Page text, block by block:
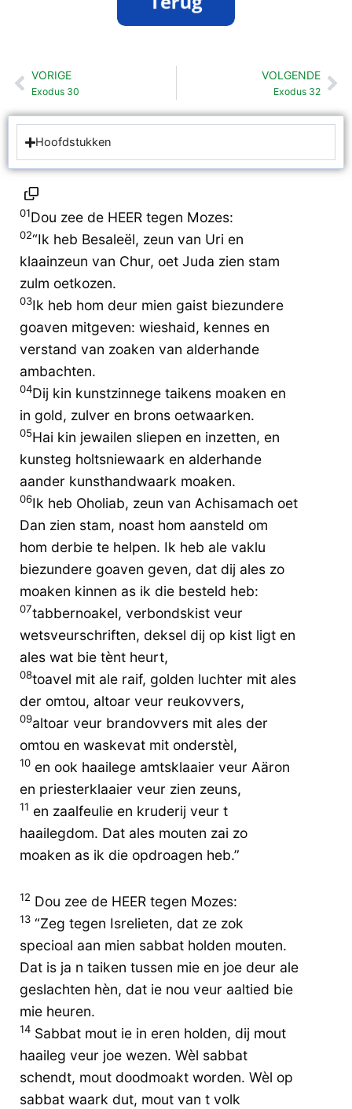
Vorige
VORIGE
Exodus 30
VOLGENDE
Exodus 32
Hoofdstukken
01Dou zee de HEER tegen Mozes:
02“Ik heb Besaleël, zeun van Uri en
klaainzeun van Chur, oet Juda zien stam
zulm oetkozen.
03Ik heb hom deur mien gaist biezundere
goaven mitgeven: wieshaid, kennes en
verstand van zoaken van alderhande
ambachten.
04Dij kin kunstzinnege taikens moaken en
in gold, zulver en brons oetwaarken.
05Hai kin jewailen sliepen en inzetten, en
kunsteg holtsniewaark en alderhande
aander kunsthandwaark moaken.
06Ik heb Oholiab, zeun van Achisamach oet
Dan zien stam, noast hom aansteld om
hom derbie te helpen. Ik heb ale vaklu
biezundere goaven geven, dat dij ales zo
moaken kinnen as ik die besteld heb:
07tabbernoakel, verbondskist veur
wetsveurschriften, deksel dij op kist ligt en
ales wat bie tènt heurt,
08toavel mit ale raif, golden luchter mit ales
der omtou, altoar veur reukovvers,
09altoar veur brandovvers mit ales der
omtou en waskevat mit onderstèl,
10 en ook haailege amtsklaaier veur Aäron
en priesterklaaier veur zien zeuns,
11 en zaalfeulie en kruderij veur t
haailegdom. Dat ales mouten zai zo
moaken as ik die opdroagen heb.”
12 Dou zee de HEER tegen Mozes:
13 “Zeg tegen Isrelieten, dat ze zok
specioal aan mien sabbat holden mouten.
Dat is ja n taiken tussen mie en joe deur ale
geslachten hèn, dat ie nou veur aaltied bie
mie heuren.
14 Sabbat mout ie in eren holden, dij mout
haaileg veur joe wezen. Wèl sabbat
schendt, mout doodmoakt worden. Wèl op
sabbat waark dut, mout van t volk